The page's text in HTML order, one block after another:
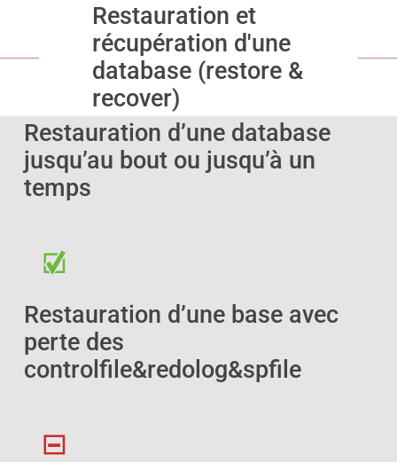
Restauration et
récupération d'une
database (restore &
recover)
Restauration d’une database
jusqu’au bout ou jusqu’à un
temps
Restauration d’une base avec
perte des
controlfile&redolog&spfile